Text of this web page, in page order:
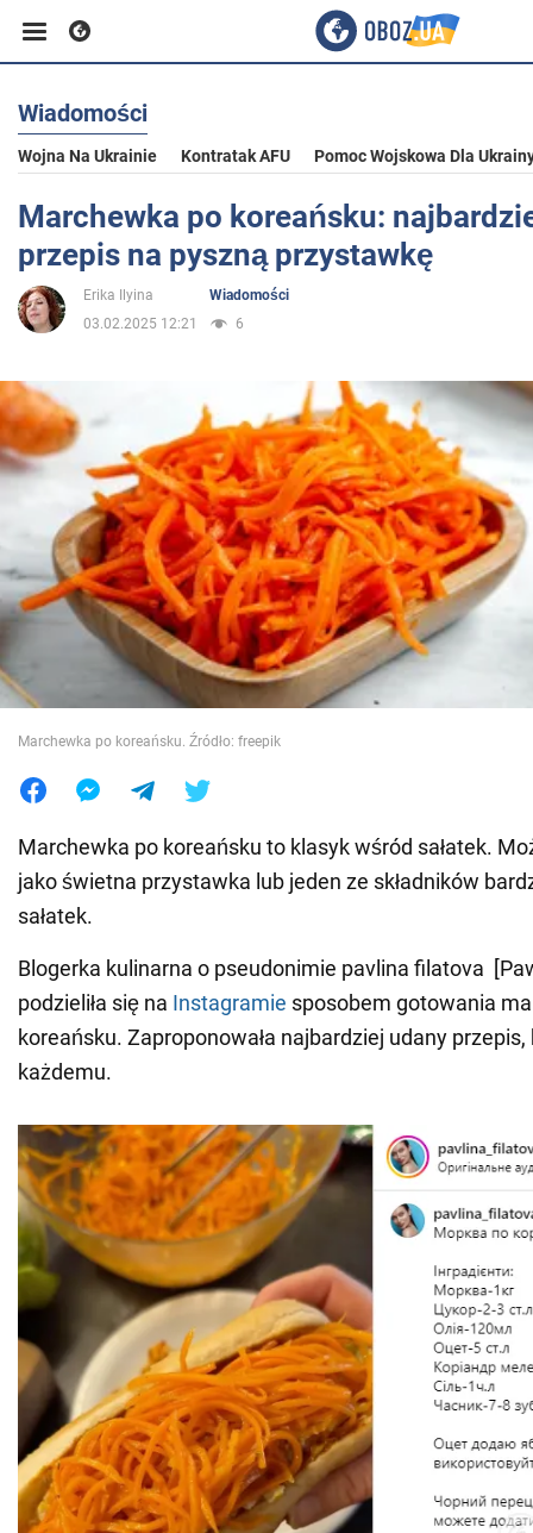
Biznes
Sport
Rozrywka
Polityka
Społeczeństwo
Wojna na Ukrainie
Jedzenie
Wiadomości
Wojna Na Ukrainie Kontratak AFU Pomoc Wojskowa Dla
Marchewka po koreańsku:
przepis na pyszną przystawkę
Erika Ilyina
Wiadomości
03.02.2025 12:21
6
Marchewka po koreańsku. Źródło: freepik
Marchewka po koreańsku to klasyk wśród sałatek.
jako świetna przystawka lub jeden ze składników
sałatek.
Blogerka kulinarna o pseudonimie pavlina filatova
podzieliła się na Instagramie sposobem gotowania
koreańsku. Zaproponowała najbardziej udany
każdemu.